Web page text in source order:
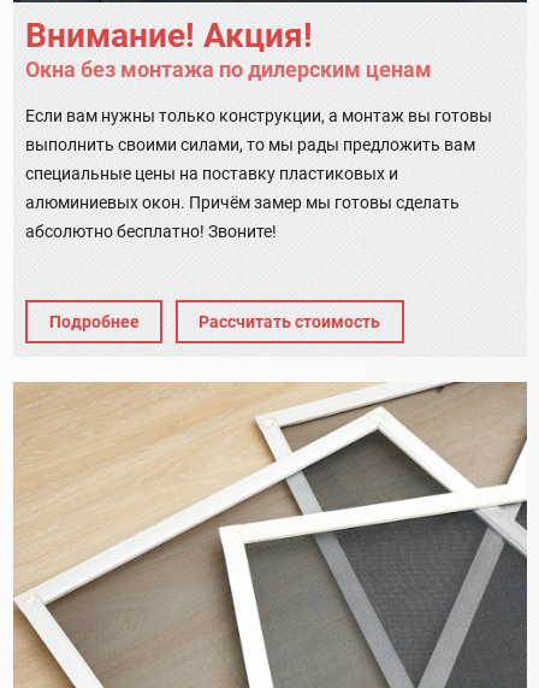
Внимание! Акция!
Окна без монтажа по дилерским ценам
Если вам нужны только конструкции, а монтаж вы готовы
выполнить своими силами, то мы рады предложить вам
специальные цены на поставку пластиковых и
алюминиевых окон. Причём замер мы готовы сделать
абсолютно бесплатно! Звоните!
Подробнее Рассчитать стоимость